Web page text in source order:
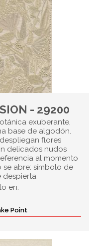
- 29200
exuberante,
base de algodón.
flores
delicados nudos
al momento
abre: símbolo de
despierta
en:
Point